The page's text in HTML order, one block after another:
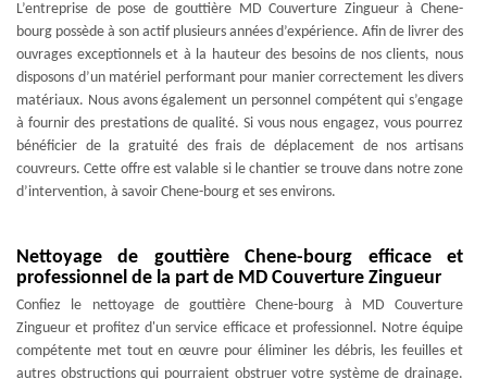
L’entreprise de pose de gouttière MD Couverture Zingueur à Chene-
bourg possède à son actif plusieurs années d’expérience. Afin de livrer des
ouvrages exceptionnels et à la hauteur des besoins de nos clients, nous
disposons d’un matériel performant pour manier correctement les divers
matériaux. Nous avons également un personnel compétent qui s’engage
à fournir des prestations de qualité. Si vous nous engagez, vous pourrez
bénéficier de la gratuité des frais de déplacement de nos artisans
couvreurs. Cette offre est valable si le chantier se trouve dans notre zone
d’intervention, à savoir Chene-bourg et ses environs.
Nettoyage de gouttière Chene-bourg efficace et
professionnel de la part de MD Couverture Zingueur
Confiez le nettoyage de gouttière Chene-bourg à MD Couverture
Zingueur et profitez d'un service efficace et professionnel. Notre équipe
compétente met tout en œuvre pour éliminer les débris, les feuilles et
autres obstructions qui pourraient obstruer votre système de drainage.